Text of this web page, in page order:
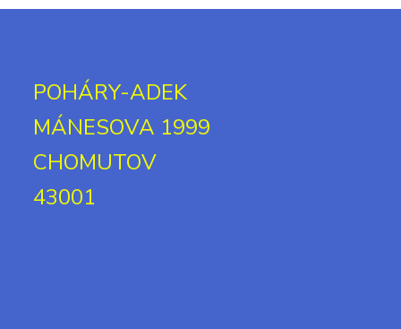
POHÁRY-ADEK
MÁNESOVA 1999
CHOMUTOV
43001